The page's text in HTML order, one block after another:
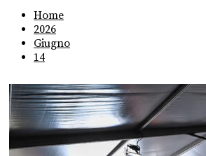
Home
2026
Giugno
14